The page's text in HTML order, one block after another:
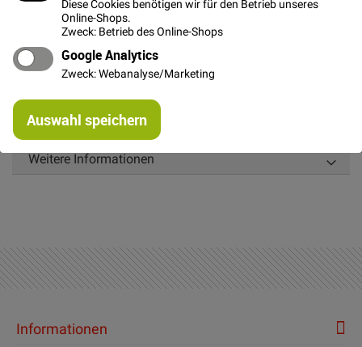
Diese Cookies benötigen wir für den Betrieb unseres
Online-Shops.
Zweck: Betrieb des Online-Shops
Google Analytics
Zweck: Webanalyse/Marketing
Auswahl speichern
Details
Inhalt: Waschemarkierstift in dunkler Farbe, 3m
aufbügelbares Baumwollband in 1cm Breite,
Schablone A-Z, und eine Gebrauchsanweisung.
Weitere Informationen
Informationen